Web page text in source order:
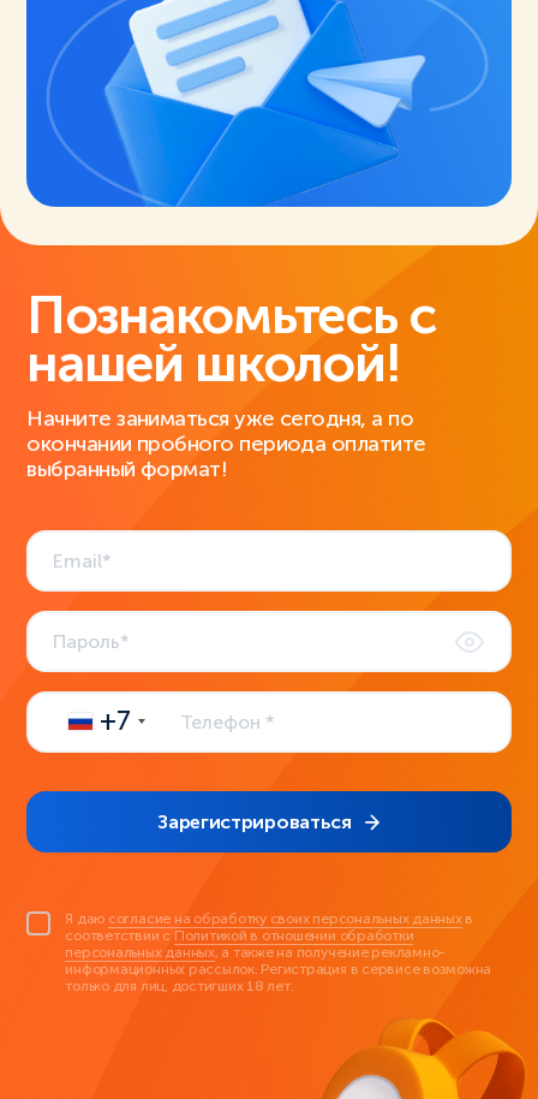
Познакомьтесь с
нашей школой!
Начните заниматься уже сегодня, а по
окончании пробного периода оплатите
выбранный формат!
+7
Зарегистрироваться
Я даю согласие на обработку своих персональных данныхв
соответствии с Политикой в отношении обработки
персональных данных, а также на получение рекламно-
информационных рассылок. Регистрация в сервисе возможна
только для лиц, достигших 18 лет.